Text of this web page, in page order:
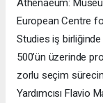
Athenaeum:
European Centre
Studies iş
500’ün üzerinde
zorlu seçim
Yardımcısı Flavio